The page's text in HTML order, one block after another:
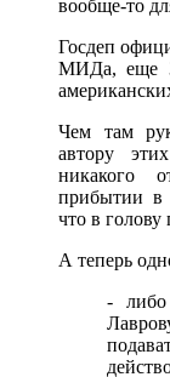
вообще-то
Госдеп
МИДа, еще
Чем там
автору
никакого
прибытии в
что в
А теперь
- либо